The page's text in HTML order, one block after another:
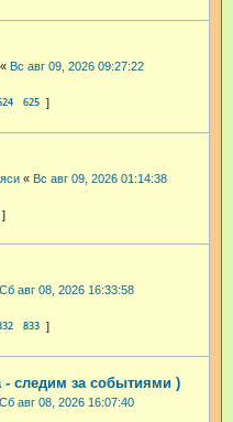
« Вс авг 09, 2026 09:27:22
625
« Вс авг 09, 2026 01:14:38
Сб авг 08, 2026 16:33:58
833
следим за событиями )
Сб авг 08, 2026 16:07:40